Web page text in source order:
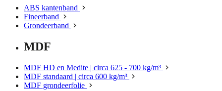
ABS kantenband
Fineerband
Grondeerband
MDF
MDF HD en Medite | circa 625 - 700 kg/m³
MDF standaard | circa 600 kg/m³
MDF grondeerfolie